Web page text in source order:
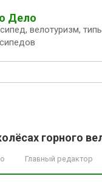
Дело
велотуризм,
горного
Главный редактор